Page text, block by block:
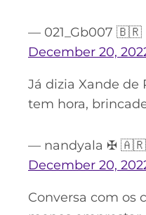
— 021_Gb007 🇧🇷
December 20,
Já dizia Xande de
tem hora,
— nandyala ✠
December 20,
Conversa com os